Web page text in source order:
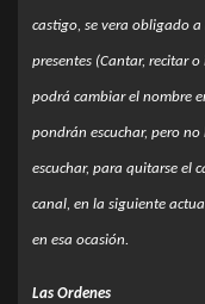
castigo, se vera obligado
presentes (Cantar, recitar
podrá cambiar el nombre
pondrán escuchar, pero
escuchar, para quitarse el
canal, en la siguiente
en esa ocasión.
Las Ordenes